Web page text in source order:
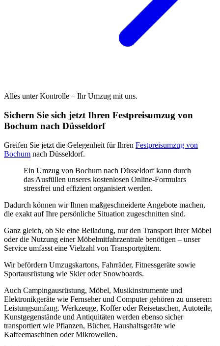
Alles unter Kontrolle – Ihr Umzug mit uns.
Sichern Sie sich jetzt Ihren Festpreisumzug von
Bochum nach Düsseldorf
Greifen Sie jetzt die Gelegenheit für Ihren Festpreisumzug von
Bochum nach Düsseldorf.
Ein Umzug von Bochum nach Düsseldorf kann durch
das Ausfüllen unseres kostenlosen Online-Formulars
stressfrei und effizient organisiert werden.
Dadurch können wir Ihnen maßgeschneiderte Angebote machen,
die exakt auf Ihre persönliche Situation zugeschnitten sind.
Ganz gleich, ob Sie eine Beiladung, nur den Transport Ihrer Möbel
oder die Nutzung einer Möbelmitfahrzentrale benötigen – unser
Service umfasst eine Vielzahl von Transportgütern.
Wir befördern Umzugskartons, Fahrräder, Fitnessgeräte sowie
Sportausrüstung wie Skier oder Snowboards.
Auch Campingausrüstung, Möbel, Musikinstrumente und
Elektronikgeräte wie Fernseher und Computer gehören zu unserem
Leistungsumfang. Werkzeuge, Koffer oder Reisetaschen, Autoteile,
Kunstgegenstände und Antiquitäten werden ebenso sicher
transportiert wie Pflanzen, Bücher, Haushaltsgeräte wie
Kaffeemaschinen oder Mikrowellen.